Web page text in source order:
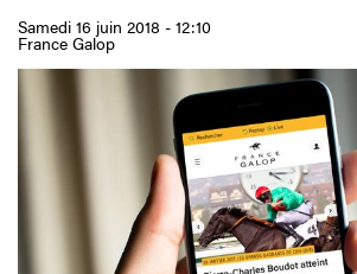
Samedi 16 juin 2018 - 12:10
France Galop